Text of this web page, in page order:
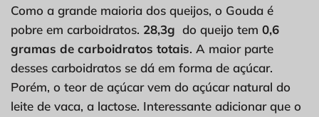
Como a grande maioria dos queijos, o Gouda é
pobre em carboidratos. 28,3g do queijo tem 0,6
gramas de carboidratos totais. A maior parte
desses carboidratos se dá em forma de açúcar.
Porém, o teor de açúcar vem do açúcar natural do
leite de vaca, a lactose. Interessante adicionar que o